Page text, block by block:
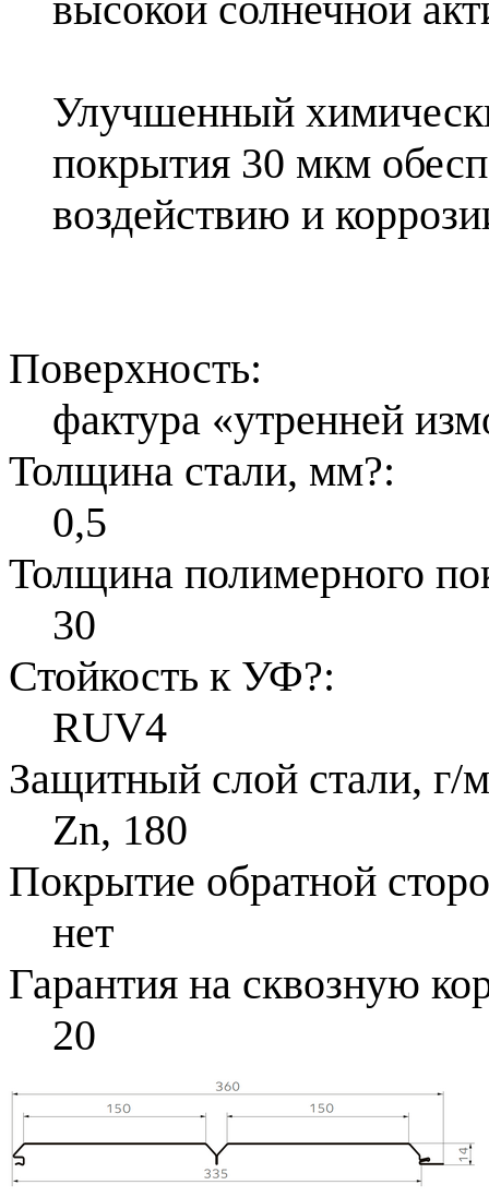
Улучшенный
покрытия 30 мкм
воздействию и
Поверхность:
фактура «утренней
Толщина стали, мм?:
0,5
Толщина полимерного
30
Стойкость к УФ?:
RUV4
Защитный слой стали, г/
Zn, 180
Покрытие обратной
нет
Гарантия на сквозную
20